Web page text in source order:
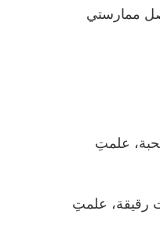
ممارستي
علمتِ
رقيقة، علمتِ